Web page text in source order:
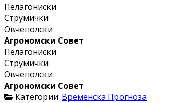
Пелагониски
Струмички
Овчеполски
Агрономски Совет
Пелагониски
Струмички
Овчеполски
Агрономски Совет
Категории: Временска Прогноза